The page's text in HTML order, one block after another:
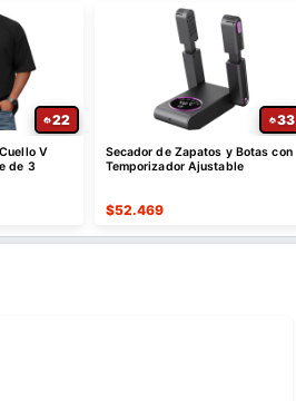
22
V
de 3
33
Secador de Zapatos y Botas con
Temporizador Ajustable
$52.469